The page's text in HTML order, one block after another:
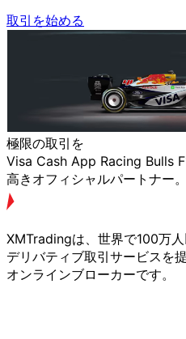
取引を始める
極限の取引を
Visa Cash App Racing Bulls
高きオフィシャルパートナー。
XMTradingは、 世界で100万
デリバティブ取引サービスを
オンラインブローカーです。